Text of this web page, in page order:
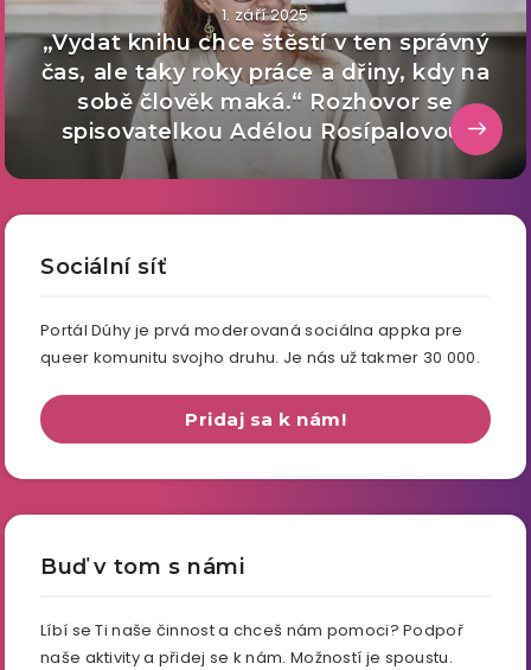
1. září 2025
„Vydat knihu chce štěstí v ten správný
čas, ale taky roky práce a dřiny, kdy na
sobě člověk maká.“ Rozhovor se
spisovatelkou Adélou Rosípalovou
Sociální síť
Portál Dúhy je prvá moderovaná sociálna appka pre
queer komunitu svojho druhu. Je nás už takmer 30 000.
Pridaj sa k nám!
Buď v tom s námi
Líbí se Ti naše činnost a chceš nám pomoci? Podpoř
naše aktivity a přidej se k nám. Možností je spoustu.